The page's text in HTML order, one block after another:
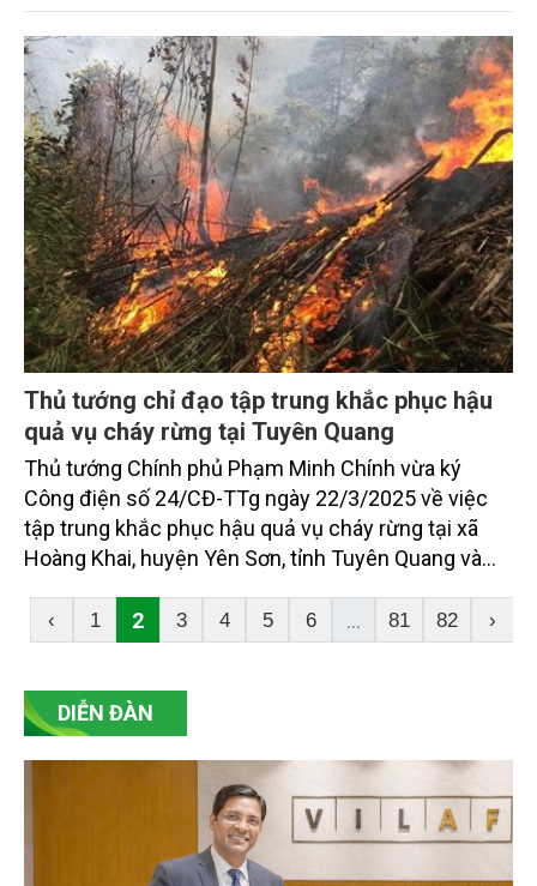
quan trọng để phát triển thành phố thông minh,
phòng chống thiên tai, bảo vệ môi trường. Do vậy,
việc quản lý, khai thác, sử dụng một cách có hiệu
quả đối với cơ sở dữ liệu (CSDL) nền địa lý quốc gia
tại Việt Nam là nhiệm vụ cấp bách.
Thủ tướng chỉ đạo tập trung khắc phục hậu
quả vụ cháy rừng tại Tuyên Quang
Thủ tướng Chính phủ Phạm Minh Chính vừa ký
Công điện số 24/CĐ-TTg ngày 22/3/2025 về việc
tập trung khắc phục hậu quả vụ cháy rừng tại xã
Hoàng Khai, huyện Yên Sơn, tỉnh Tuyên Quang và
rừng.
‹ 1 2 3 4 5 6 ... 81 82 ›
DIỄN ĐÀN